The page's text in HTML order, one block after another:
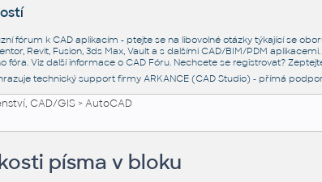
fórum k CAD aplikacím - ptejte se na libovolné otázky týkající se
Revit, Fusion, 3ds Max, Vault a s dalšími CAD/BIM/PDM
fóra. Viz další informace o CAD Fóru. Nechcete se registrovat?
technický support firmy ARKANCE (CAD Studio) - přímá
CAD/GIS>AutoCAD
písma v bloku